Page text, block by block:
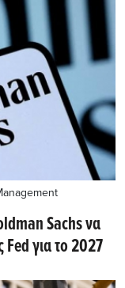
Sachs να
Fed για το 2027